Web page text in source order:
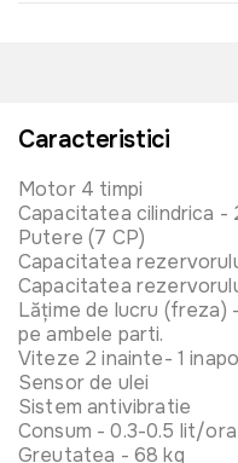
Caracteristici
Motor 4 timpi
Capacitatea cilindrica -
Putere (7 CP)
Capacitatea
Capacitatea
Lățime de lucru (freza)
pe ambele parti.
Viteze 2 inainte- 1
Sensor de ulei
Sistem antivibratie
Consum - 0.3-0.5 lit/ora
Greutatea - 68 kg